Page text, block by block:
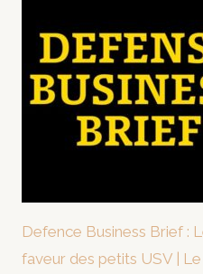
Defence Business Brief :
faveur des petits USV | Le